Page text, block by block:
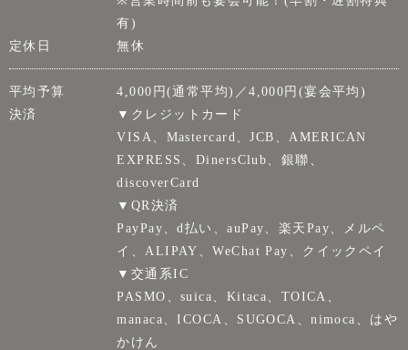
有)
定休日
無休
平均予算
4,000円(通常平均)／4,000円(宴会平均)
決済
▼クレジットカード
VISA、Mastercard、JCB、AMERICAN
EXPRESS、DinersClub、銀聯、
discoverCard
▼QR決済
PayPay、d払い、auPay、楽天Pay、メルペ
イ、ALIPAY、WeChat Pay、クイックペイ
▼交通系IC
PASMO、suica、Kitaca、TOICA、
manaca、ICOCA、SUGOCA、nimoca、はや
かけん